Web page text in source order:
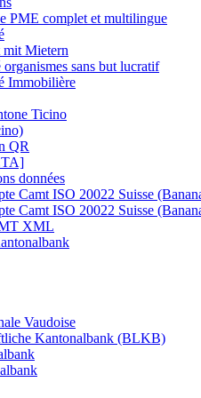
PME complet et multilingue
mit Mietern
sans but lucratif
Immobilière
Ticino
QR
données
Camt ISO 20022 Suisse
Camt ISO 20022 Suisse
XML
Vaudoise
Kantonalbank (BLKB)